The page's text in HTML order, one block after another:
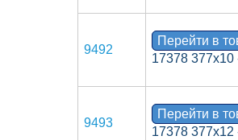
9492
Перейти в
17378 377х10
9493
Перейти в
17378 377х12